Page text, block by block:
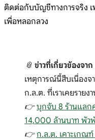
ติดต่อกับบัญชีทางการจริง
เพื่อหลอกลวง
📎 ข่าวที่เกี่ยวข้องจ
เหตุการณ์นี้สืบเนื่อง
ก.ล.ต. ที่เราเคยรายง
👉บุกจับ 8 ร้านแลก
14,000 ล้านบาท พัว
👉ก.ล.ต. เคาะเกณ